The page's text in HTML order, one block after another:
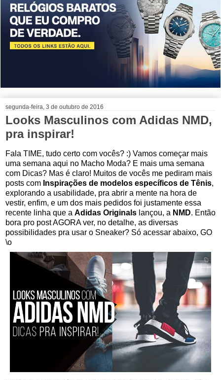
segunda-feira, 3 de outubro de 2016
Looks Masculinos com Adidas NMD,
pra inspirar!
Fala TIME, tudo certo com vocês? :) Vamos começar mais
uma semana aqui no Macho Moda? E mais uma semana
com Dicas? Mas é claro! Muitos de vocês me pediram mais
posts com Inspirações de modelos específicos de Tênis,
explorando a usabilidade, pra abrir a mente na hora de
vestir, enfim, e um dos mais pedidos foi justamente essa
recente linha que a Adidas Originals lançou, a NMD. Então
bora pro post AGORA ver, no detalhe, as diversas
possibilidades pra usar o Sneaker? Só acessar abaixo, GO
\o